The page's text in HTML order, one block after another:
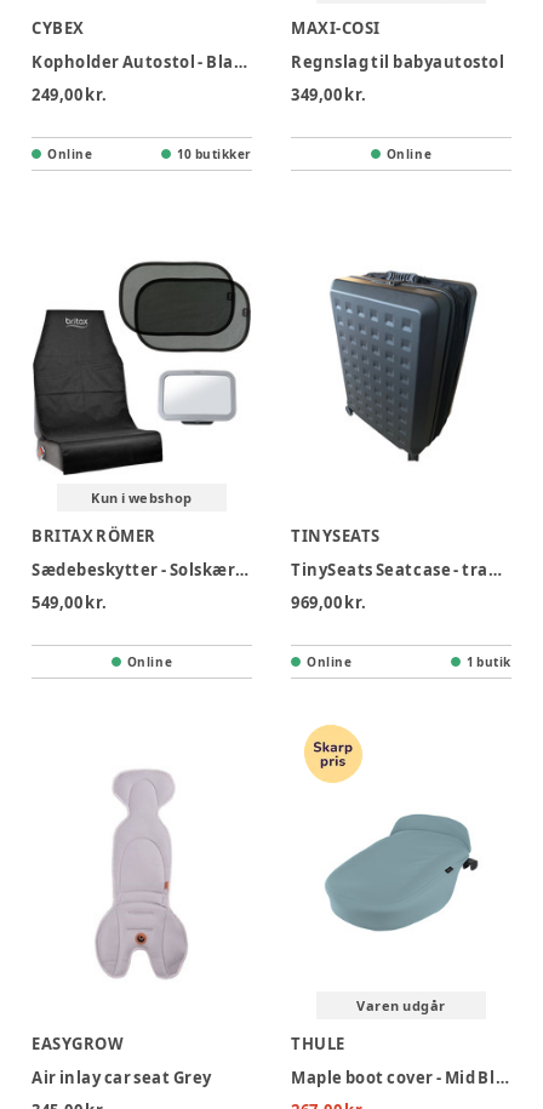
CYBEX
Kopholder Autostol - Black
249,00 kr.
Online 10 butikker
MAXI-COSI
Regnslag til babyautostol
349,00 kr.
Online
Kun i webshop
BRITAX RÖMER
Sædebeskytter - Solskærm - Babyspejl pakke
549,00 kr.
Online
TINYSEATS
TinySeats Seatcase - transporttaske
969,00 kr.
Online 1 butik
EASYGROW
Air inlay car seat Grey
Varen udgår
THULE
Maple boot cover - Mid Blue